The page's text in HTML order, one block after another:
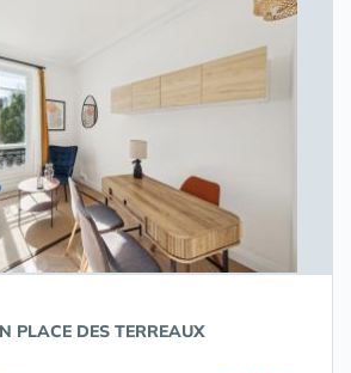
PLACE DES TERREAUX